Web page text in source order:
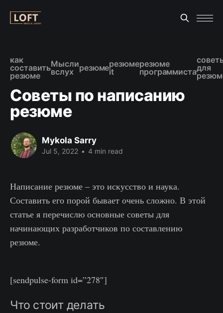
как
составить
резюме
Мысли
вслух
резюмерезюме
it
резюме
программистадля
Советы по написанию
резюме
Mykola Sarry
Jul 5, 2022 • 4 min read
Написание резюме – это искусство и наука.
Составить его порой бывает очень сложно. В этой
статье я перечислю основные советы для
начинающих разработчиков по составлению
резюме.
[sendpulse-form id=”278″]
Что стоит делать